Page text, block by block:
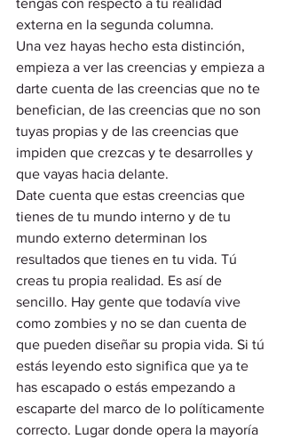
tengas con respecto a tu realidad
externa en la segunda columna.
Una vez hayas hecho esta distinción,
empieza a ver las creencias y empieza a
darte cuenta de las creencias que no te
benefician, de las creencias que no son
tuyas propias y de las creencias que
impiden que crezcas y te desarrolles y
que vayas hacia delante.
Date cuenta que estas creencias que
tienes de tu mundo interno y de tu
mundo externo determinan los
resultados que tienes en tu vida. Tú
creas tu propia realidad. Es así de
sencillo. Hay gente que todavía vive
como zombies y no se dan cuenta de
que pueden diseñar su propia vida. Si tú
estás leyendo esto significa que ya te
has escapado o estás empezando a
escaparte del marco de lo políticamente
correcto. Lugar donde opera la mayoría